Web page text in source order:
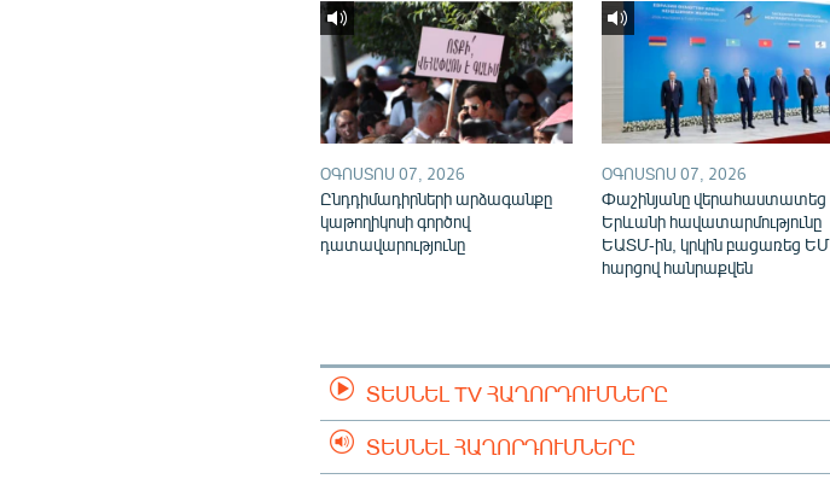
ՕԳՈՍՏՈՍ 07, 2026
Ընդդիմադիրների արձագանքը
կաթողիկոսի գործով
դատավարությունը
ՕԳՈՍՏՈՍ 07, 2026
Փաշինյանը վերահաստատեց
Երևանի հավատարմությունը
ԵԱՏՄ-ին, կրկին բացառեց ԵՄ
հարցով հանրաքվեն
ՏԵՍՆԵԼ TV ՀԱՂՈՐԴՈՒՄՆԵՐԸ
ՏԵՍՆԵԼ ՀԱՂՈՐԴՈՒՄՆԵՐԸ